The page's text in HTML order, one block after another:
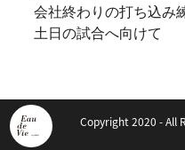
少年野球の父 少年野球
アーチスト ホームラン
野球好きな人と繋がり
ご利用ありがとうござ
秋大会頑張れ！
会社終わりの打ち込み⁡
⁡土日の試合へ向けて⁡
またお待ちしておりま
Copyright 2020 - All